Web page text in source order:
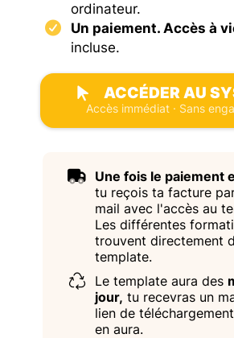
ordinateur.
Un paiement. Accès à
incluse.
ACCÉDER AU
Accès immédiat · Sans
Une fois le paiement
tu reçois ta facture
mail avec l'accès au
Les différentes
trouvent directement
template.
Le template aura des
jour, tu recevras un
lien de
en aura.